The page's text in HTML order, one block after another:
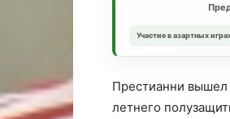
Участие в азартных
Престианни вышел
летнего